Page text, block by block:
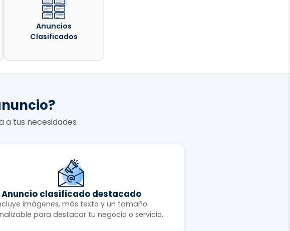
Anuncios
Clasificados
a tus necesidades
Anuncio clasificado destacado
imágenes, más texto y un tamaño
para destacar tu negocio o servicio.